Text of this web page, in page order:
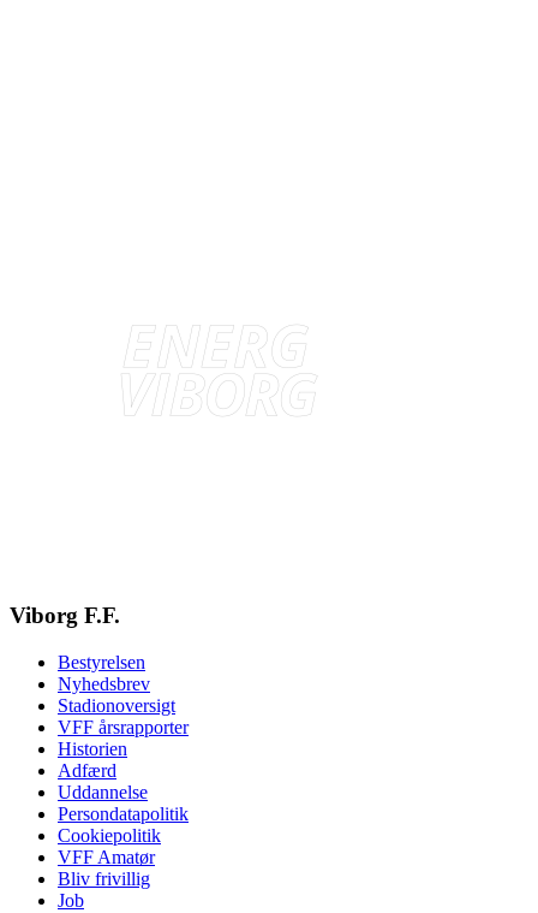
Viborg F.F.
Bestyrelsen
Nyhedsbrev
Stadionoversigt
VFF årsrapporter
Historien
Adfærd
Uddannelse
Persondatapolitik
Cookiepolitik
VFF Amatør
Bliv frivillig
Job